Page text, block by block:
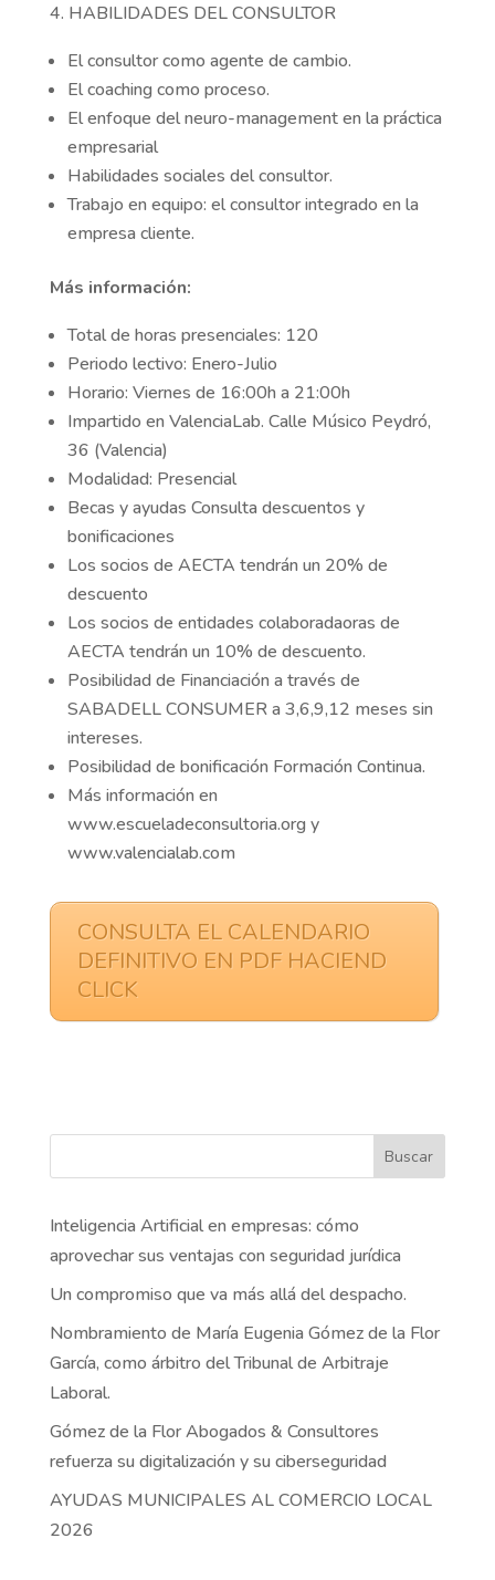
4. HABILIDADES DEL CONSULTOR
El consultor como agente de cambio.
El coaching como proceso.
El enfoque del neuro-management en la práctica
empresarial
Habilidades sociales del consultor.
Trabajo en equipo: el consultor integrado en la
empresa cliente.
Más información:
Total de horas presenciales: 120
Periodo lectivo: Enero-Julio
Horario: Viernes de 16:00h a 21:00h
Impartido en ValenciaLab. Calle Músico Peydró,
36 (Valencia)
Modalidad: Presencial
Becas y ayudas Consulta descuentos y
bonificaciones
Los socios de AECTA tendrán un 20% de
descuento
Los socios de entidades colaboradaoras de
AECTA tendrán un 10% de descuento.
Posibilidad de Financiación a través de
SABADELL CONSUMER a 3,6,9,12 meses sin
intereses.
Posibilidad de bonificación Formación Continua.
Más información en
www.escueladeconsultoria.org y
www.valencialab.com
CONSULTA EL CALENDARIO
DEFINITIVO EN PDF HACIEND
CLICK
Buscar
Inteligencia Artificial en empresas: cómo
aprovechar sus ventajas con seguridad jurídica
Un compromiso que va más allá del despacho.
Nombramiento de María Eugenia Gómez de la Flor
García, como árbitro del Tribunal de Arbitraje
Laboral.
Gómez de la Flor Abogados & Consultores
refuerza su digitalización y su ciberseguridad
AYUDAS MUNICIPALES AL COMERCIO LOCAL
2026